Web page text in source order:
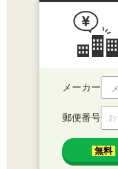
メーカー
郵便番号
無料